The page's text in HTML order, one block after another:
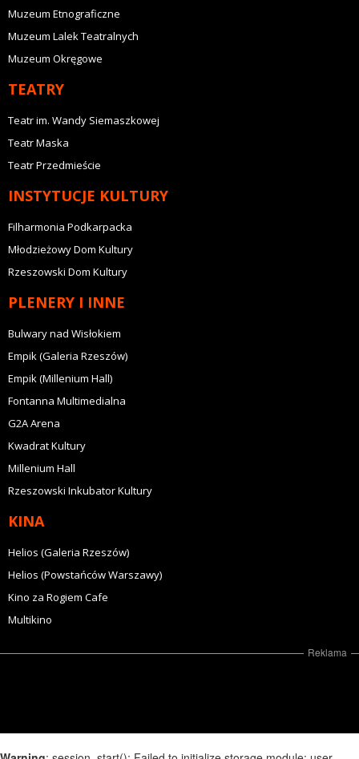
Muzeum Etnograficzne
Muzeum Lalek Teatralnych
Muzeum Okręgowe
TEATRY
Teatr im. Wandy Siemaszkowej
Teatr Maska
Teatr Przedmieście
INSTYTUCJE KULTURY
Filharmonia Podkarpacka
Młodzieżowy Dom Kultury
Rzeszowski Dom Kultury
PLENERY I INNE
Bulwary nad Wisłokiem
Empik (Galeria Rzeszów)
Empik (Millenium Hall)
Fontanna Multimedialna
G2A Arena
Kwadrat Kultury
Millenium Hall
Rzeszowski Inkubator Kultury
KINA
Helios (Galeria Rzeszów)
Helios (Powstańców Warszawy)
Kino za Rogiem Cafe
Multikino
Reklama